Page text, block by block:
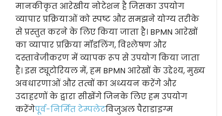
मानकीकृत आरेखीय नोटेशन है जिसका उपयोग
व्यापार प्रक्रियाओं को स्पष्ट और समझने योग्य तरीके
से प्रस्तुत करने के लिए किया जाता है। BPMN आरेखों
का व्यापार प्रक्रिया मॉडलिंग, विश्लेषण और
दस्तावेजीकरण में व्यापक रूप से उपयोग किया जाता
है। इस ट्यूटोरियल में, हम BPMN आरेखों के उद्देश्य, मुख्य
अवधारणाओं और तत्वों का अध्ययन करेंगे और
उदाहरणों के द्वारा सीखेंगे जिनके लिए हम उपयोग
करेंगेपूर्व-निर्मित टेम्पलेटविजुअल पैराडाइग्म